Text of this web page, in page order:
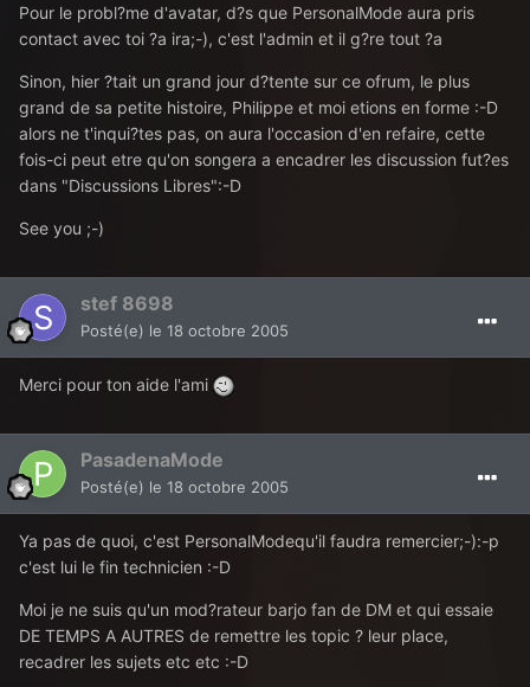
Pour le probl?me d'avatar, d?s que PersonalMode aura pris
contact avec toi ?a ira;-), c'est l'admin et il g?re tout ?a
Sinon, hier ?tait un grand jour d?tente sur ce ofrum, le plus
grand de sa petite histoire, Philippe et moi etions en forme :-D
alors ne t'inqui?tes pas, on aura l'occasion d'en refaire, cette
fois-ci peut etre qu'on songera a encadrer les discussion fut?es
dans "Discussions Libres":-D
See you ;-)
stef 8698
Posté(e) le 18 octobre 2005
Merci pour ton aide l'ami
PasadenaMode
Posté(e) le 18 octobre 2005
Ya pas de quoi, c'est PersonalModequ'il faudra remercier;-):-p
c'est lui le fin technicien :-D
Moi je ne suis qu'un mod?rateur barjo fan de DM et qui essaie
DE TEMPS A AUTRES de remettre les topic ? leur place,
recadrer les sujets etc etc :-D